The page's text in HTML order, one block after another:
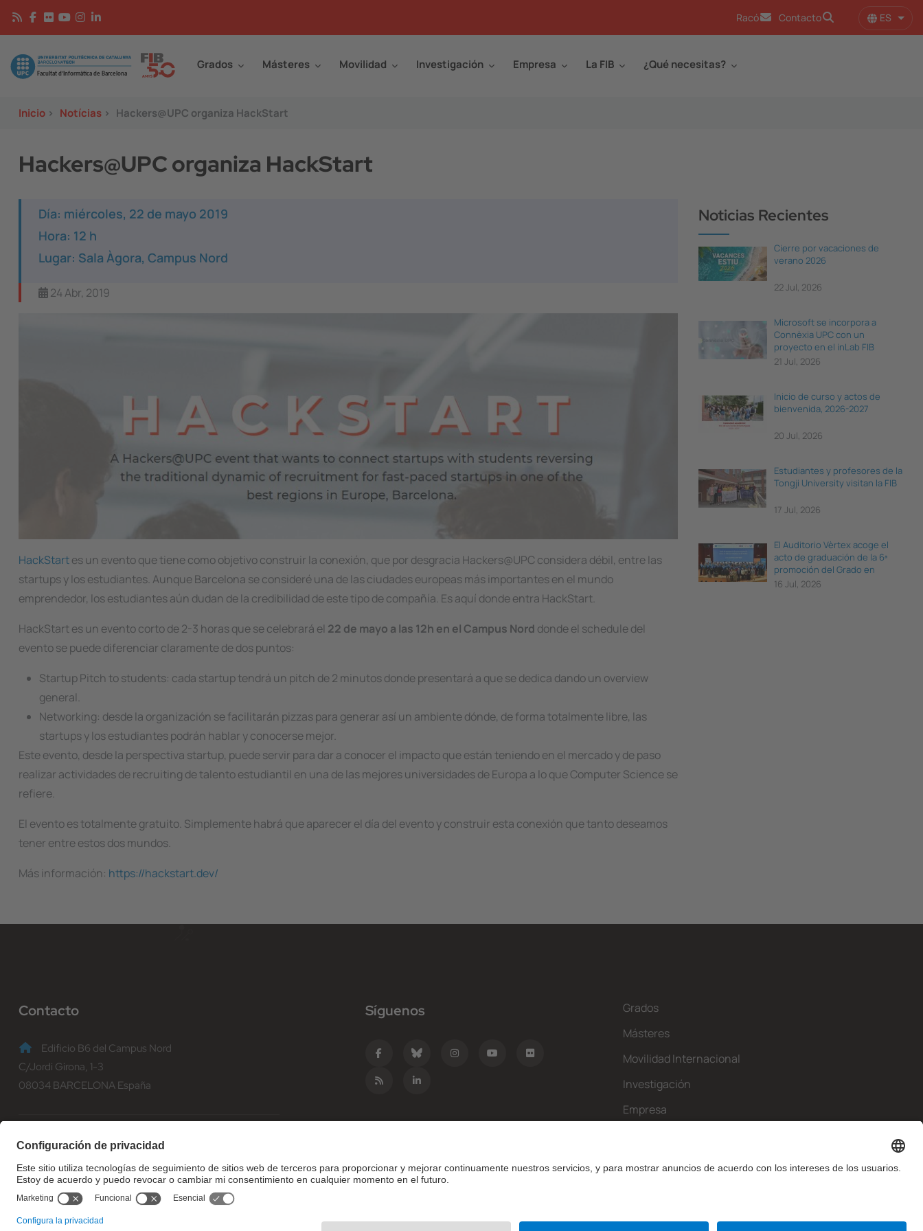
Pasar al contenido principal
Racó Contacto ES
Image Grados Másteres Movilidad Investigación Empresa La FIB ¿Qué necesitas?
Inicio > Notícias > Hackers@UPC organiza HackStart
Hackers@UPC organiza HackStart
Día: miércoles, 22 de mayo 2019
Hora: 12 h
Lugar: Sala Àgora, Campus Nord
24 Abr, 2019
HackStartes un evento que tiene como objetivo construir la conexión, que por desgracia Hackers@UPC considera débil, entre las
startups y los estudiantes. Aunque Barcelona se consideré una de las ciudades europeas más importantes en el mundo
emprendedor, los estudiantes aún dudan de la credibilidad de este tipo de compañía. Es aquí donde entra HackStart.
HackStart es un evento corto de 2-3 horas que se celebrará el 22 de mayo a las 12h en el Campus Nord donde el scheduledel
evento se puede diferenciar claramente de dos puntos:
Startup Pitch to students: cada startup tendrá un pitch de 2 minutos donde presentará a que se dedica dando un overview
general.
Networking: desde la organización se facilitarán pizzas para generar así un ambiente dónde, de forma totalmente libre, las
startups y los estudiantes podrán hablar y conocerse mejor.
Este evento, desde la perspectiva startup, puede servir para dar a conocer el impacto que están teniendo en el mercado y de paso
realizar actividades derecruiting de talento estudiantil en una de las mejores universidades de Europa a lo queComputer Sciencese
refiere.
El evento es totalmente gratuito. Simplemente habrá que aparecer el día del evento y construir esta conexión que tanto deseamos
tener entre estos dos mundos.
Más información: https://hackstart.dev/
Noticias Recientes
Cierre por vacaciones de
verano 2026
22 Jul, 2026
Microsoft se incorpora a
Connèxia UPC con un
proyecto en el inLab FIB
21 Jul, 2026
Inicio de curso y actos de
bienvenida, 2026-2027
20 Jul, 2026
Estudiantes y profesores de la
Tongji University visitan la FIB
17 Jul, 2026
El Auditorio Vèrtex acoge el
acto de graduación de la 6ª
promoción del Grado en
Ciencia e Ingeniería de Datos
16 Jul, 2026
Contacto
Edificio B6 del Campus Nord
C/Jordi Girona, 1-3
08034 BARCELONA España
informacio@fib.upc.edu
Síguenos
Grados
Másteres
Movilidad Internacional
Investigación
Empresa